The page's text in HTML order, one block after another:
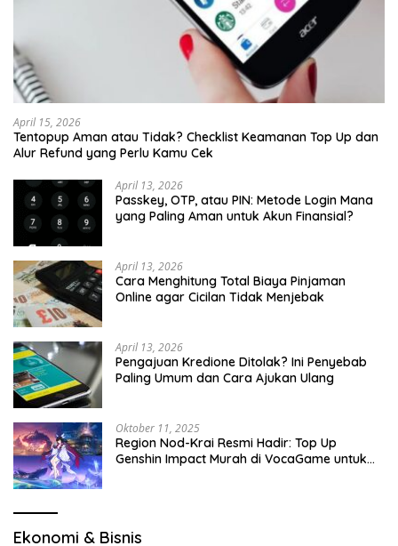
April 15, 2026
Tentopup Aman atau Tidak? Checklist Keamanan Top Up dan
Alur Refund yang Perlu Kamu Cek
April 13, 2026
Passkey, OTP, atau PIN: Metode Login Mana
yang Paling Aman untuk Akun Finansial?
April 13, 2026
Cara Menghitung Total Biaya Pinjaman
Online agar Cicilan Tidak Menjebak
April 13, 2026
Pengajuan Kredione Ditolak? Ini Penyebab
Paling Umum dan Cara Ajukan Ulang
Oktober 11, 2025
Region Nod-Krai Resmi Hadir: Top Up
Genshin Impact Murah di VocaGame untuk
Ekonomi & Bisnis